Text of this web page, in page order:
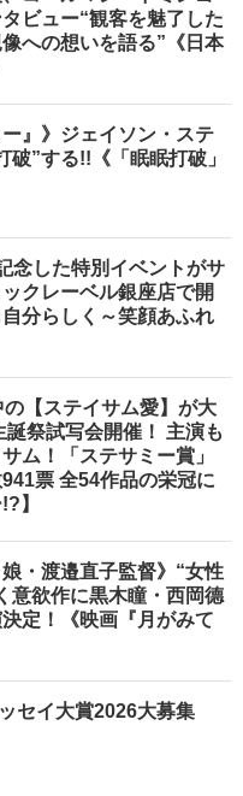
ビュー“観客を魅了した
への想いを語る”《日本
ー』》ジェイソン・ステ
破”する!!《「眠眠打破」
念した特別イベントがサ
クレーベル銀座店で開
分らしく～笑顔あふれ
の【ステイサム愛】が大
誕祭試写会開催！ 主演も
ム！「ステサミー賞」
票 全54作品の栄冠に
】
娘・渡邉直子監督》“女性
意欲作に黒木瞳・西岡德
定！《映画『月がみて
セイ大賞2026大募集